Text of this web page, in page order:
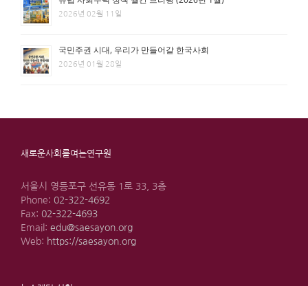
2026년 02월 11일
국민주권 시대, 우리가 만들어갈 한국사회
2026년 01월 28일
새로운사회를여는연구원
서울시 영등포구 선유동 1로 33, 3층
Phone: 02-322-4692
Fax: 02-322-4693
Email: edu@saesayon.org
Web: https://saesayon.org